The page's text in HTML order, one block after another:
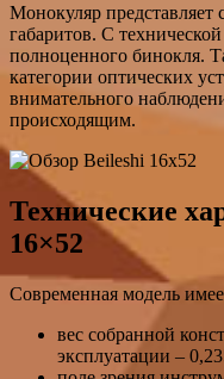
Монокуляр
габаритов. С
полноценного бинокля.
категории оптических
внимательного
происходящим.
Технические
16×52
Современная модель
вес собранной
эксплуатации –